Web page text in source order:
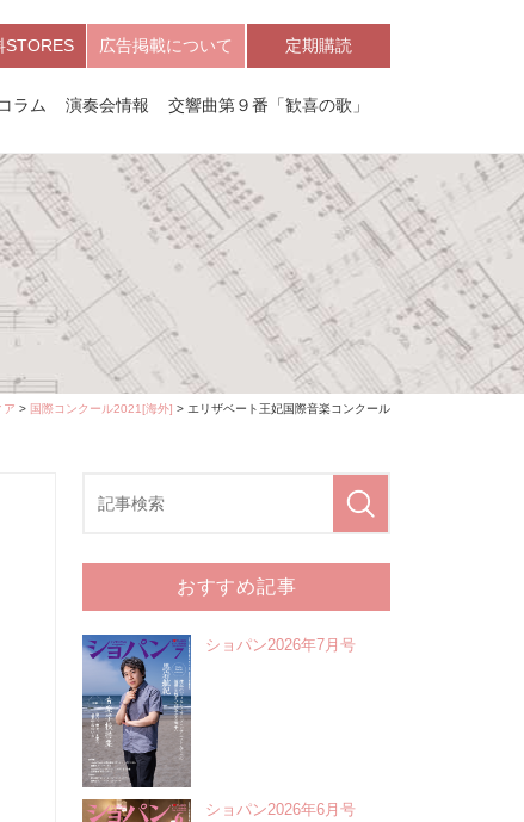
STORES 広告掲載について 定期購読
コラム 演奏会情報 交響曲第９番「歓喜の歌」
ア > 国際コンクール2021[海外] > エリザベート王妃国際音楽コンクール
おすすめ記事
ショパン2026年7月号
ショパン2026年6月号